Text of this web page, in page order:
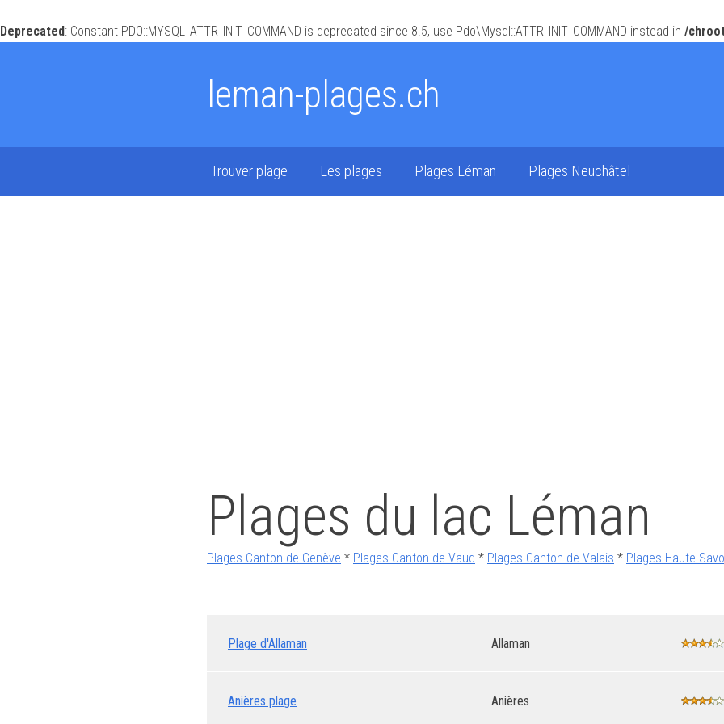
Deprecated: Constant PDO::MYSQL_ATTR_INIT_COMMAND is deprecated since 8.5, use Pdo\Mysql::ATTR_INIT_COMMAND instead in /
leman-plages.ch
Trouver plage Les plages Plages Léman Plages Neuchâtel
Plages du lac Léman
Plages Canton de Genève * Plages Canton de Vaud * Plages Canton de Valais * Plages Haute
Plage d'Allaman Allaman
Anières plage Anières